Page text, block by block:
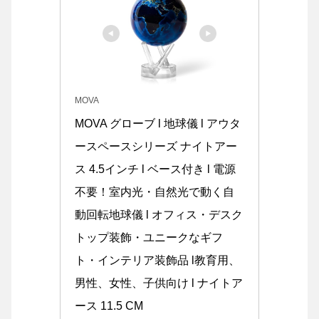
MOVA
MOVA グローブ l 地球儀 l アウタ
ースペースシリーズ ナイトアー
ス 4.5インチ l ベース付き l 電源
不要！室内光・自然光で動く自
動回転地球儀 l オフィス・デスク
トップ装飾・ユニークなギフ
ト・インテリア装飾品 l教育用、
男性、女性、子供向け l ナイトア
ース 11.5 CM